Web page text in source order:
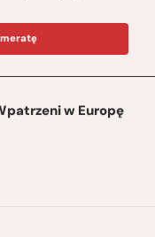
w Europę